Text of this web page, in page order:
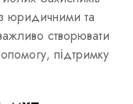
юридичними та
створювати
підтримку